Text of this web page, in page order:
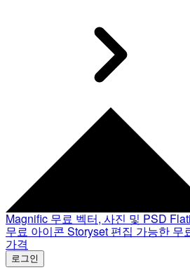
Magnific 무료 벡터, 사진 및 PSD
무료 아이콘 Storyset 편집 가능한 무
가격
로그인